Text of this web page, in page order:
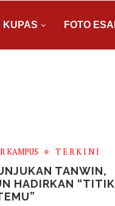
KUPAS FOTO ESAI
KAMPUS T E R K I N I
TANWIN,
HADIRKAN “TITIK